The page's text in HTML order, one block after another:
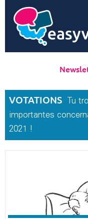
VOTATIONS
Tu
importantes
2021 !